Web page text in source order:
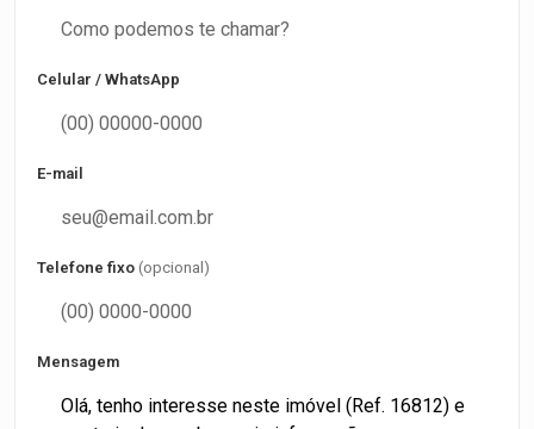
Celular / WhatsApp
E-mail
Telefone fixo (opcional)
Mensagem